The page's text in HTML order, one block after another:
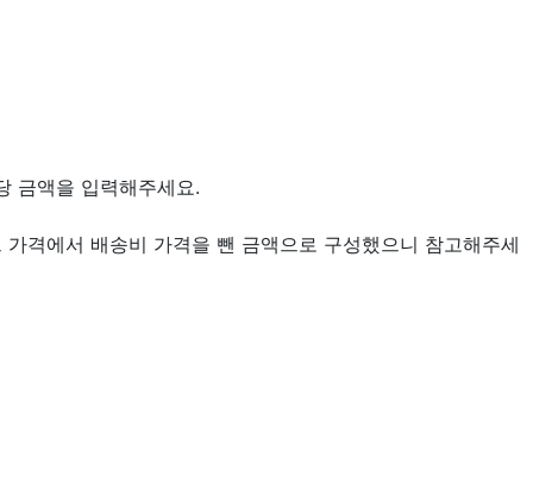
금액을 입력해주세요.
격에서 배송비 가격을 뺀 금액으로 구성했으니 참고해주세